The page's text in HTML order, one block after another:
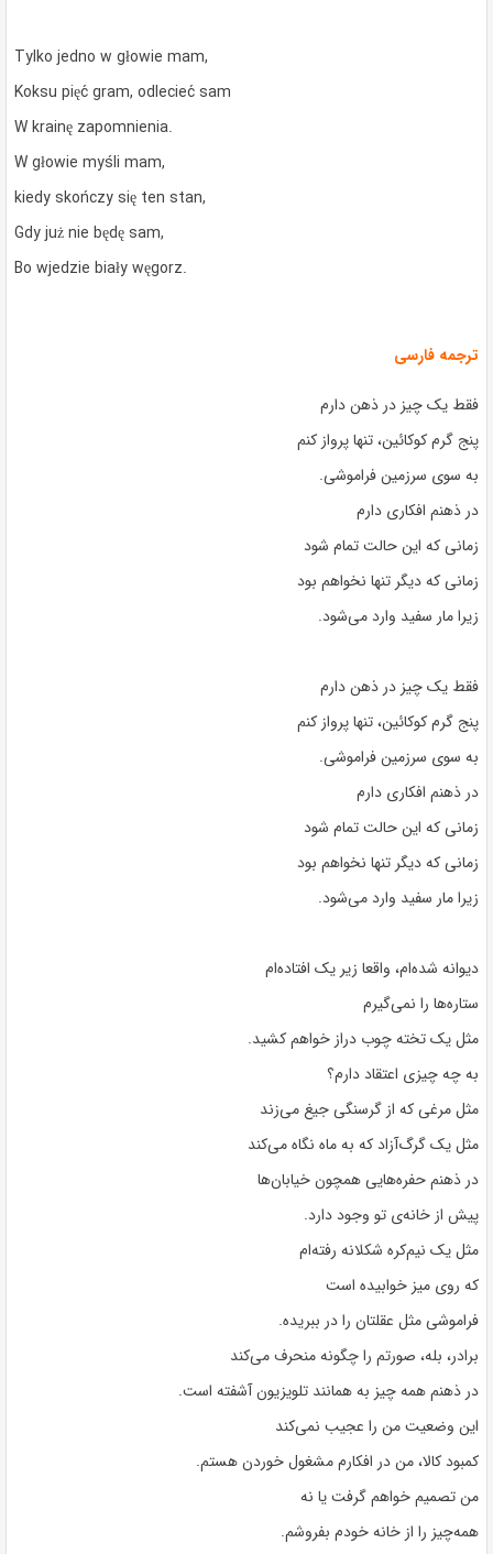
Tylko jedno w głowie mam,
Koksu pięć gram, odlecieć sam
W krainę zapomnienia.
W głowie myśli mam,
kiedy skończy się ten stan,
Gdy już nie będę sam,
Bo wjedzie biały węgorz.
ترجمه فارسی
فقط یک چیز در ذهن دارم
پنج گرم کوکائین، تنها پرواز کنم
به سوی سرزمین فراموشی.
در ذهنم افکاری دارم
زمانی که این حالت تمام شود
زمانی که دیگر تنها نخواهم بود
زیرا مار سفید وارد می‌شود.
فقط یک چیز در ذهن دارم
پنج گرم کوکائین، تنها پرواز کنم
به سوی سرزمین فراموشی.
در ذهنم افکاری دارم
زمانی که این حالت تمام شود
زمانی که دیگر تنها نخواهم بود
زیرا مار سفید وارد می‌شود.
دیوانه شده‌ام، واقعا زیر یک افتاده‌ام
ستاره‌ها را نمی‌گیرم
مثل یک تخته چوب دراز خواهم کشید.
به چه چیزی اعتقاد دارم؟
مثل مرغی که از گرسنگی جیغ می‌زند
مثل یک گرگ‌آزاد که به ماه نگاه می‌کند
در ذهنم حفره‌هایی همچون خیابان‌ها
پیش از خانه‌ی تو وجود دارد.
مثل یک نیم‌کره شکلانه رفته‌ام
که روی میز خوابیده است
فراموشی مثل عقلتان را در ببریده.
برادر، بله، صورتم را چگونه منحرف می‌کند
در ذهنم همه چیز به همانند تلویزیون آشفته است.
این وضعیت من را عجیب نمی‌کند
کمبود کالا، من در افکارم مشغول خوردن هستم.
من تصمیم خواهم گرفت یا نه
همه‌چیز را از خانه خودم بفروشم.